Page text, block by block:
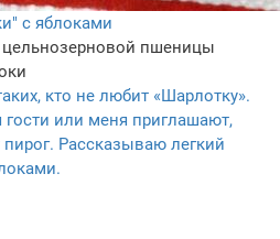
с яблоками
цельнозерновой пшеницы
кто не любит «Шарлотку».
или меня приглашают,
Рассказываю легкий